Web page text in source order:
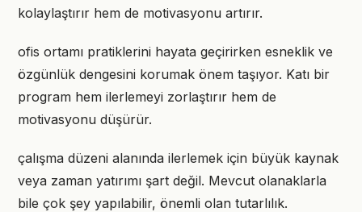
kolaylaştırır hem de motivasyonu artırır.
ofis ortamı pratiklerini hayata geçirirken esneklik ve
özgünlük dengesini korumak önem taşıyor. Katı bir
program hem ilerlemeyi zorlaştırır hem de
motivasyonu düşürür.
çalışma düzeni alanında ilerlemek için büyük kaynak
veya zaman yatırımı şart değil. Mevcut olanaklarla
bile çok şey yapılabilir, önemli olan tutarlılık.